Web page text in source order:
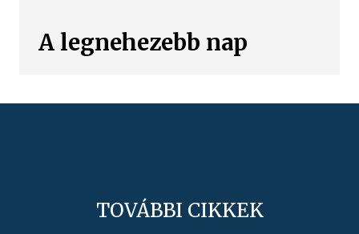
A legnehezebb nap
TOVÁBBI CIKKEK